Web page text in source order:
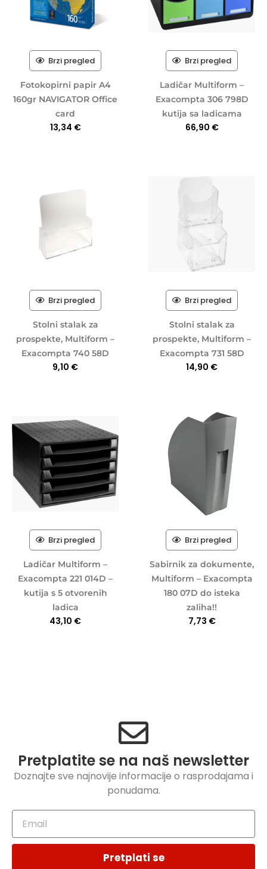
Brzi pregled
Fotokopirni papir A4
160gr NAVIGATOR Office
card
13,34 €
Brzi pregled
Ladičar Multiform –
Exacompta 306 798D
kutija sa ladicama
66,90 €
Brzi pregled
Stolni stalak za
prospekte, Multiform –
Exacompta 740 58D
9,10 €
Brzi pregled
Stolni stalak za
prospekte, Multiform –
Exacompta 731 58D
14,90 €
Brzi pregled
Ladičar Multiform –
Exacompta 221 014D –
kutija s 5 otvorenih
ladica
43,10 €
Brzi pregled
Sabirnik za dokumente,
Multiform – Exacompta
180 07D do isteka
zaliha!!
7,73 €
Pretplatite se na naš newsletter
Doznajte sve najnovije informacije o rasprodajama i
ponudama.
Pretplati se